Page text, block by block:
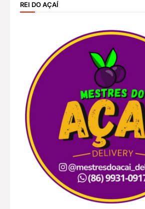
REI DO AÇAÍ